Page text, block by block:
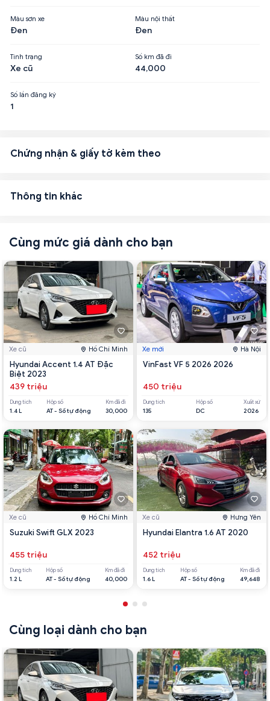
Màu sơn xe
Đen
Màu nội thất
Đen
Tình trạng
Xe cũ
Số km đã đi
44,000
Số lần đăng ký
1
Chứng nhận & giấy tờ kèm theo
Thông tin khác
Cùng mức giá dành cho bạn
Xe cũ Hồ Chí Minh
Hyundai Accent 1.4 AT Đặc
Biệt 2023
439 triệu
Dung tích
1.4 L
Hộp số
AT - Số tự động
Km đã đi
30,000
Xe cũ Hồ Chí Minh
Suzuki Swift GLX 2023
455 triệu
Dung tích
1.2 L
Hộp số
AT - Số tự động
Km đã đi
40,000
Xe mới Hà Nội
VinFast VF 5 2026 2026
450 triệu
Dung tích
135
Hộp số
DC
Xuất xứ
2026
Xe cũ Hưng Yên
Hyundai Elantra 1.6 AT 2020
452 triệu
Dung tích
1.6 L
Hộp số
AT - Số tự động
Km đã đi
49,648
Cùng loại dành cho bạn